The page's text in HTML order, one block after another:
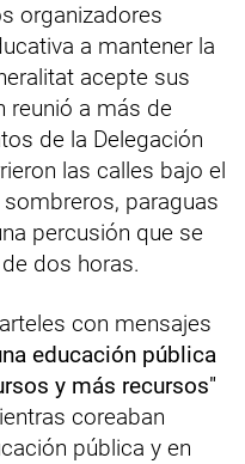
organizadores
a mantener la
acepte sus
reunió a más de
de la Delegación
las calles bajo el
paraguas
percusión que se
dos horas.
con mensajes
educación pública
y más recursos"
coreaban
pública y en